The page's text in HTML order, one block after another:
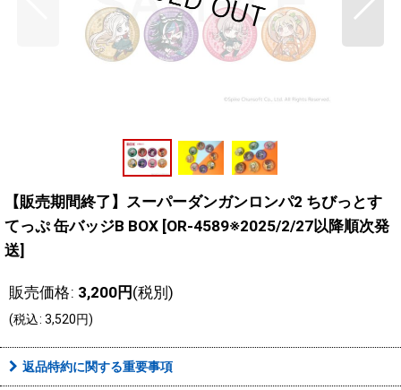
【販売期間終了】スーパーダンガンロンパ2 ちびっとす
てっぷ 缶バッジB BOX [OR-4589※2025/2/27以降順次発
送]
販売価格: 3,200円 (税別)
(税込: 3,520円)
返品特約に関する重要事項